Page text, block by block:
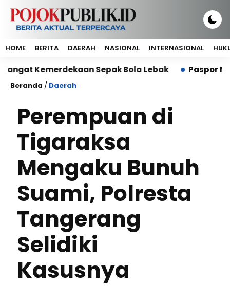
HOME BERITA DAERAH NASIONAL INTERNASIONAL
Sepak Bola Lebak Paspor Mati dan
Beranda / Daerah
Perempuan di
Tigaraksa
Mengaku Bunuh
Suami, Polresta
Tangerang
Selidiki
Kasusnya